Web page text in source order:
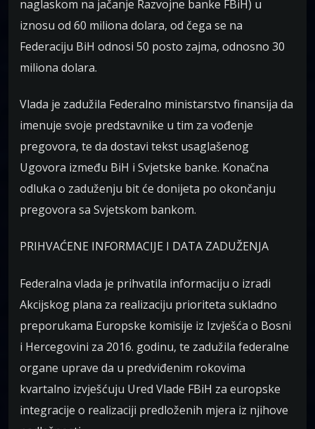
naglaskom na jačanje Razvojne banke FBiH) u
iznosu od 60 miliona dolara, od čega se na
Federaciju BiH odnosi 50 posto zajma, odnosno 30
miliona dolara.
Vlada je zadužila Federalno ministarstvo finansija da
imenuje svoje predstavnike u tim za vođenje
pregovora, te da dostavi tekst usaglašenog
Ugovora između BiH i Svjetske banke. Konačna
odluka o zaduženju bit će donijeta po okončanju
pregovora sa Svjetskom bankom.
PRIHVAĆENE INFORMACIJE I DATA ZADUŽENJA
Federalna vlada je prihvatila informaciju o izradi
Akcijskog plana za realizaciju prioriteta sukladno
preporukama Europske komisije iz Izvješća o Bosni
i Hercegovini za 2016. godinu, te zadužila federalne
organe uprave da u predviđenim rokovima
kvartalno izvješćuju Ured Vlade FBiH za europske
integracije o realizaciji predloženih mjera iz njihove